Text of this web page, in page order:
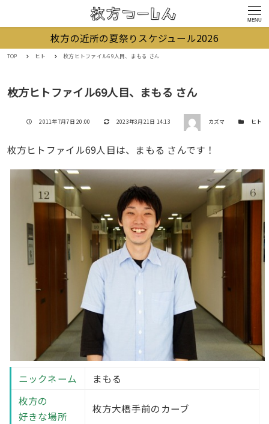
MENU
枚方の近所の夏祭りスケジュール2026
TOP ヒト 枚方ヒトファイル69人目、まもる さん
枚方ヒトファイル69人目、まもる さん
投稿日
2011年7月7日 20:00 更新日
2023年3月21日 14:13 著者 カズマ カテゴリー
ヒト
枚方ヒトファイル69人目は、まもる さんです！
ニックネーム
まもる
枚方の
好きな場所
枚方大橋手前のカーブ